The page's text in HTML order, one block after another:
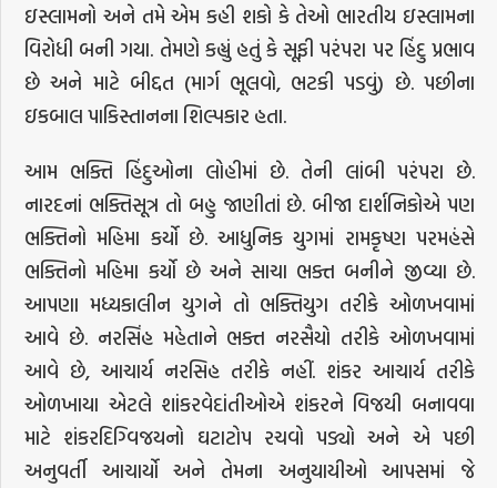
ઇસ્લામનો અને તમે એમ કહી શકો કે તેઓ ભારતીય ઇસ્લામના
વિરોધી બની ગયા. તેમણે કહ્યું હતું કે સૂફી પરંપરા પર હિંદુ પ્રભાવ
છે અને માટે બીદ્દત (માર્ગ ભૂલવો, ભટકી પડવું) છે. પછીના
ઇકબાલ પાકિસ્તાનના શિલ્પકાર હતા.
આમ ભક્તિ હિંદુઓના લોહીમાં છે. તેની લાંબી પરંપરા છે.
નારદનાં ભક્તિસૂત્ર તો બહુ જાણીતાં છે. બીજા દાર્શનિકોએ પણ
ભક્તિનો મહિમા કર્યો છે. આધુનિક યુગમાં રામકૃષ્ણ પરમહંસે
ભક્તિનો મહિમા કર્યો છે અને સાચા ભક્ત બનીને જીવ્યા છે.
આપણા મધ્યકાલીન યુગને તો ભક્તિયુગ તરીકે ઓળખવામાં
આવે છે. નરસિંહ મહેતાને ભક્ત નરસૈયો તરીકે ઓળખવામાં
આવે છે, આચાર્ય નરસિહ તરીકે નહીં. શંકર આચાર્ય તરીકે
ઓળખાયા એટલે શાંકરવેદાંતીઓએ શંકરને વિજયી બનાવવા
માટે શંકરદિગ્વિજયનો ઘટાટોપ રચવો પડ્યો અને એ પછી
અનુવર્તી આચાર્યો અને તેમના અનુયાયીઓ આપસમાં જે